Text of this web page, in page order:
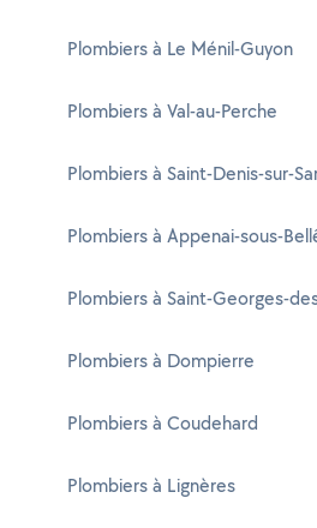
Plombiers à Le Ménil-Guyon
Plombiers à Val-au-Perche
Plombiers à Saint-Denis-sur-
Plombiers à Appenai-sous-
Plombiers à Saint-Georges-
Plombiers à Dompierre
Plombiers à Coudehard
Plombiers à Lignères